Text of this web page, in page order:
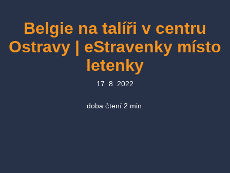
Belgie na talíři v centru
Ostravy | eStravenky místo
letenky
17. 8. 2022
doba čtení:2 min.